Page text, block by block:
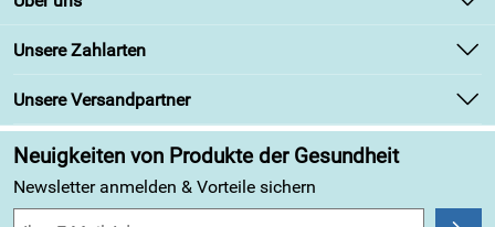
Retourenabwicklung
Lieferbedingungen
Unsere Bestseller
Angebote
Kundenbewertungen (313)
4,9/5
Unsere Zahlarten
Unsere Versandpartner
Neuigkeiten von Produkte der Gesundheit
Newsletter anmelden & Vorteile sichern